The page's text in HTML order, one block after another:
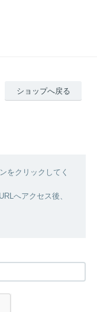
ショップへ戻る
をクリックしてく
へアクセス後、